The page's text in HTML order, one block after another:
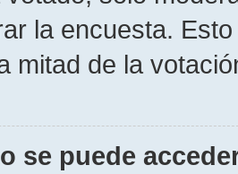
la encuesta.
mitad de la
se puede